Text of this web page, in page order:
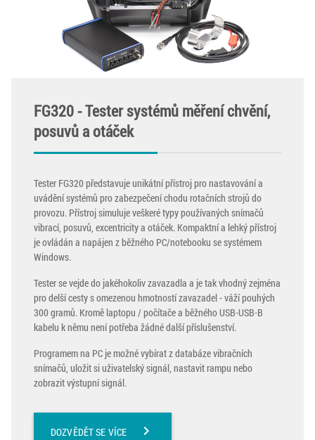
FG320 - Tester systémů měření chvění,
posuvů a otáček
Tester FG320 představuje unikátní přístroj pro nastavování a
uvádění systémů pro zabezpečení chodu rotačních strojů do
provozu. Přístroj simuluje veškeré typy používaných snímačů
vibrací, posuvů, excentricity a otáček. Kompaktní a lehký přístroj
je ovládán a napájen z běžného PC/notebooku se systémem
Windows.
Tester se vejde do jakéhokoliv zavazadla a je tak vhodný zejména
pro delší cesty s omezenou hmotností zavazadel - váží pouhých
300 gramů. Kromě laptopu / počítače a běžného USB-USB-B
kabelu k němu není potřeba žádné další příslušenství.
Programem na PC je možné vybírat z databáze vibračních
snímačů, uložit si uživatelský signál, nastavit rampu nebo
zobrazit výstupní signál.
DOZVĚDĚT SE VÍCE chevron_right